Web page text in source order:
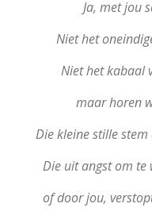
Ja, met jou
Niet het
Niet het kabaal
maar horen
Die kleine stille
Die uit angst om
of door jou,